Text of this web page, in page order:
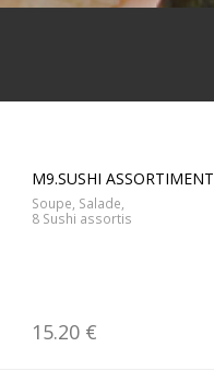
M9.SUSHI ASSORTIMENT
Soupe, Salade,
8 Sushi assortis
15.20 €